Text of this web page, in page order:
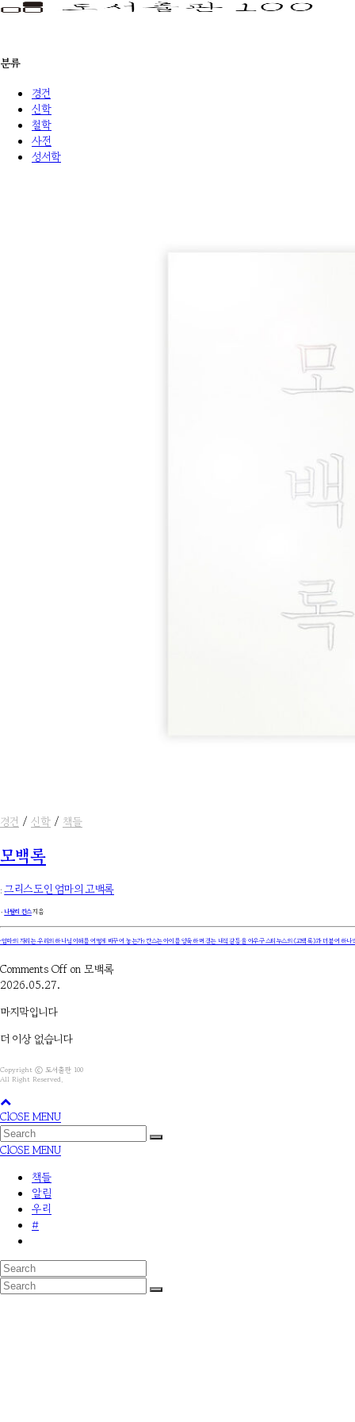
분류
경건
신학
철학
사전
성서학
경건 / 신학 / 책들
모백록
:그리스도인 엄마의 고백록
۰나탈리 칸스지음
‘엄마’의 자리는 우리의 하나님 이해를 어떻게 바꾸어 놓는가? 칸스는 아이를 양육하며 겪는 내적 갈등을 아우구스티누스의 《고백록》과 더불어
Comments Off on 모백록
2026.05.27.
마지막입니다
더 이상 없습니다
Copyright ⓒ 도서출판 100
All Right Reserved.
ClOSE MENU
ClOSE MENU
책들
알림
우리
#